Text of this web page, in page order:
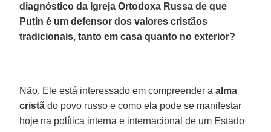
diagnóstico da Igreja Ortodoxa Russa de que
Putin é um defensor dos valores cristãos
tradicionais, tanto em casa quanto no exterior?
Não. Ele está interessado em compreender aalma
cristã do povo russo e como ela pode se manifestar
hoje na política interna e internacional de um Estado